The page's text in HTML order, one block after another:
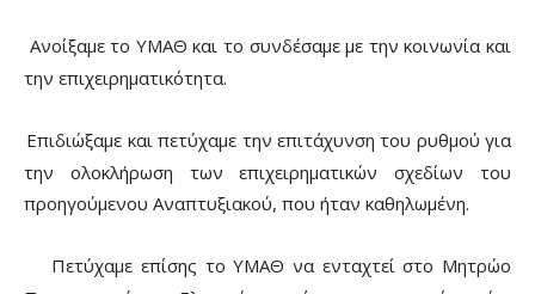
Ανοίξαμε το ΥΜΑΘ και το συνδέσαμε με την κοινωνία και
την επιχειρηματικότητα.
Επιδιώξαμε και πετύχαμε την επιτάχυνση του ρυθμού για
την ολοκλήρωση των επιχειρηματικών σχεδίων του
προηγούμενου Αναπτυξιακού, που ήταν καθηλωμένη.
Πετύχαμε επίσης το ΥΜΑΘ να ενταχτεί στο Μητρώο